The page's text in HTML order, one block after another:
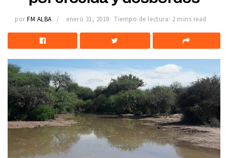
por FM ALBA enero 31, 2018 Tiempo de lectura: 2 mins read